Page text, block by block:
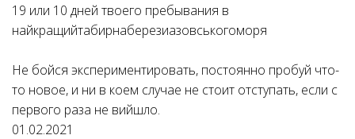
19 или 10 дней твоего пребывания в
найкращийтабирнаберезиазовськогоморя
Не бойся экспериментировать, постоянно пробуй что-
то новое, и ни в коем случае не стоит отступать, если с
первого раза не вийшло.
01.02.2021